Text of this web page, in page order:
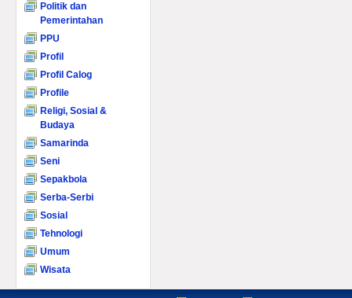
Politik dan
Pemerintahan
PPU
Profil
Profil Calog
Profile
Religi, Sosial &
Budaya
Samarinda
Seni
Sepakbola
Serba-Serbi
Sosial
Tehnologi
Umum
Wisata